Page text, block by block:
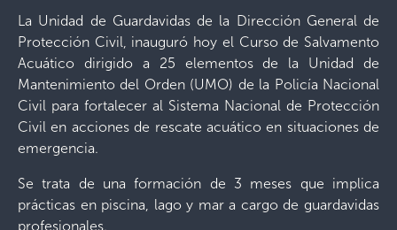
La Unidad de Guardavidas de la Dirección General de
Protección Civil, inauguró hoy el Curso de Salvamento
Acuático dirigido a 25 elementos de la Unidad de
Mantenimiento del Orden (UMO) de la Policía Nacional
Civil para fortalecer al Sistema Nacional de Protección
Civil en acciones de rescate acuático en situaciones de
emergencia.
Se trata de una formación de 3 meses que implica
prácticas en piscina, lago y mar a cargo de guardavidas
profesionales.